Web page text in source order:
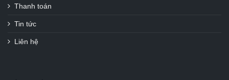
Thanh toán
Tin tức
Liên hệ